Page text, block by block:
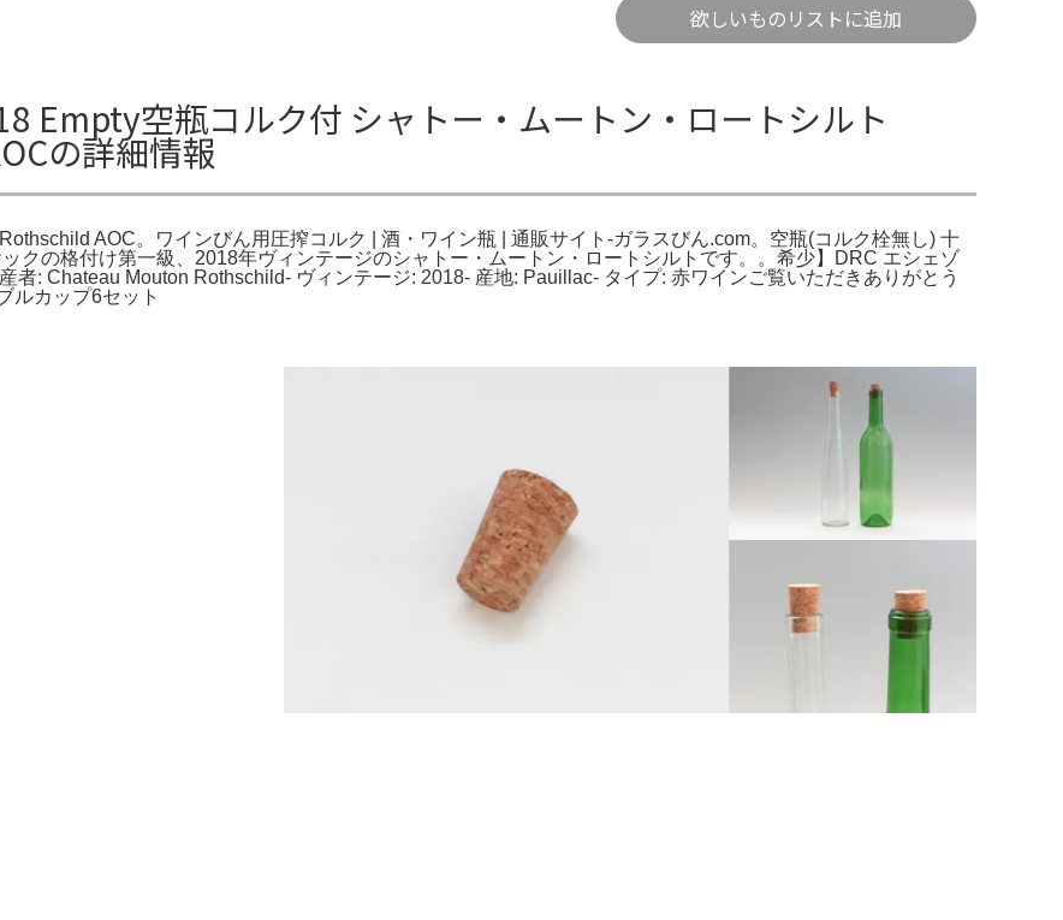
欲しいものリストに追加
Empty空瓶コルク付 シャトー・ムートン・ロートシルト
の詳細情報
AOC。ワインびん用圧搾コルク | 酒・ワイン瓶 | 通販サイト-ガラスびん.com。空瓶(コルク栓無し) 十
クの格付け第一級、2018年ヴィンテージのシャトー・ムートン・ロートシルトです。。希少】DRC エシェゾ
者: Chateau Mouton Rothschild- ヴィンテージ: 2018- 産地: Pauillac- タイプ: 赤ワインご覧いただきありがとう
カップ6セット